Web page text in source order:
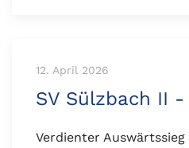
12. April 2026
SV Sülzbach II -
Verdienter